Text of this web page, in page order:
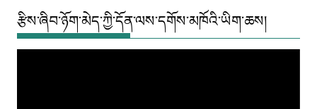
རྩིས་ཞིབ་ཉོག་མེད་ཀྱི་དོན་ལས་དགོས་མཁོའི་ཡིག་ཆས།